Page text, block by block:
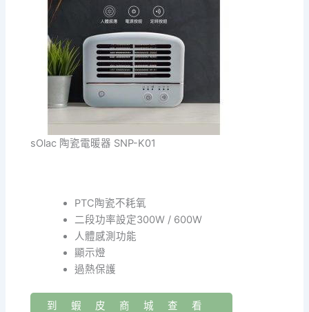
sOlac 陶瓷電暖器 SNP-K01
PTC陶瓷不耗氧
二段功率設定300W / 600W
人體感測功能
顯示燈
過熱保護
到蝦皮商城查看